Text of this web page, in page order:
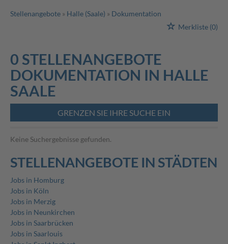
Stellenangebote Halle (Saale)
Dokumentation
Merkliste (0)
0 STELLENANGEBOTE
DOKUMENTATION IN HALLE
SAALE
GRENZEN SIE IHRE SUCHE EIN
Keine Suchergebnisse gefunden.
STELLENANGEBOTE IN STÄDTEN
Jobs in Homburg
Jobs in Köln
Jobs in Merzig
Jobs in Neunkirchen
Jobs in Saarbrücken
Jobs in Saarlouis